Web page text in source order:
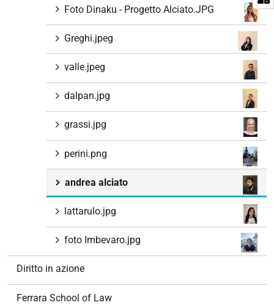
Foto Dinaku - Progetto Alciato.JPG
Greghi.jpeg
valle.jpeg
dalpan.jpg
grassi.jpg
perini.png
andrea alciato
lattarulo.jpg
foto Imbevaro.jpg
Diritto in azione
Ferrara School of Law